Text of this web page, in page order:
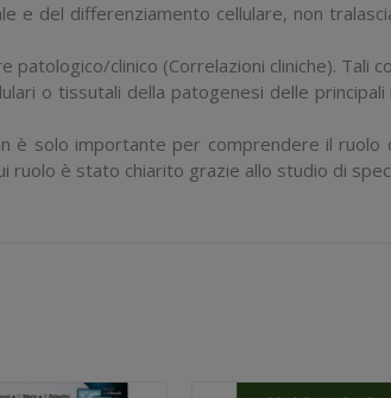
del differenziamento cellulare, non
clinico (Correlazioni cliniche). Tali
o tissutali della patogenesi delle
è solo importante per comprendere il ruolo
ruolo è stato chiarito grazie allo studio di